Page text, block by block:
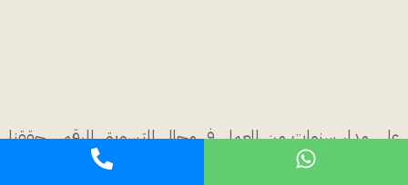
على مدار سنوات من العمل في مجال التسويق الرقمي حققنا
معدلات وصول أكبر من المتوسط كما ركزنا على بناء ولاء العميل